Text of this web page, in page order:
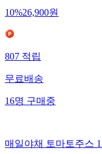
10%26,900원
807 적립
무료배송
16명 구매중
매일야채 토마토주스